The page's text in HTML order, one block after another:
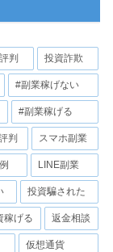
判 投資詐欺
#副業稼げない
#副業稼げる
判 スマホ副業
LINE副業
投資騙された
稼げる 返金相談
仮想通貨